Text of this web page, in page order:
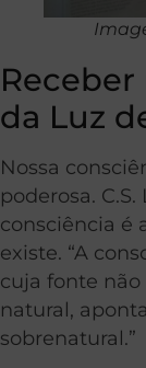
da Luz
Nossa
poderosa.
consciência é
existe. “A
cuja fonte
natural,
sobrenatural.”